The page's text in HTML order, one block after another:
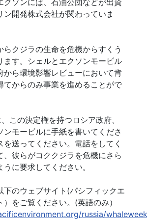
クソンには、石油公団などが出資
ン開発株式会社が関わっていま
らクジラの生命を危機からすくう
ます。シェルとエクソンモービル
から環境影響レビューにおいて肯
てからのみ事業を進めることがで
この決定権を持つロシア政府、
ンモービルに手紙を書いてくださ
を送ってください。電話をしてく
、彼らがコククジラを危機にさら
に要求してください。
下のウェブサイト(パシフィックエ
）をご覧ください。(英語のみ）
russia/whaleweek